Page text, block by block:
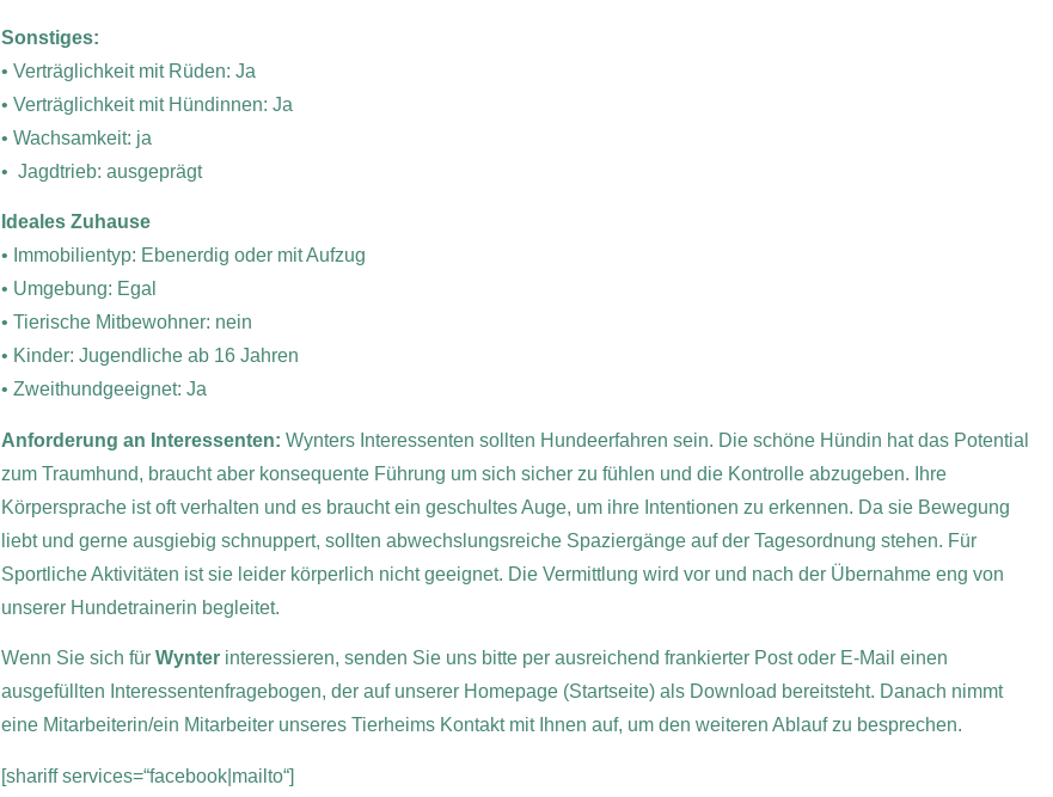
Sonstiges:
• Verträglichkeit mit Rüden: Ja
• Verträglichkeit mit Hündinnen: Ja
• Wachsamkeit: ja
• Jagdtrieb: ausgeprägt
Ideales Zuhause
• Immobilientyp: Ebenerdig oder mit Aufzug
• Umgebung: Egal
• Tierische Mitbewohner: nein
• Kinder: Jugendliche ab 16 Jahren
• Zweithundgeeignet: Ja
Anforderung an Interessenten: Wynters Interessenten sollten Hundeerfahren sein. Die schöne Hündin hat das Potential
zum Traumhund, braucht aber konsequente Führung um sich sicher zu fühlen und die Kontrolle abzugeben. Ihre
Körpersprache ist oft verhalten und es braucht ein geschultes Auge, um ihre Intentionen zu erkennen. Da sie Bewegung
liebt und gerne ausgiebig schnuppert, sollten abwechslungsreiche Spaziergänge auf der Tagesordnung stehen. Für
Sportliche Aktivitäten ist sie leider körperlich nicht geeignet. Die Vermittlung wird vor und nach der Übernahme eng von
unserer Hundetrainerin begleitet.
Wenn Sie sich für Wynter interessieren, senden Sie uns bitte per ausreichend frankierter Post oder E-Mail einen
ausgefüllten Interessentenfragebogen, der auf unserer Homepage (Startseite) als Download bereitsteht. Danach nimmt
eine Mitarbeiterin/ein Mitarbeiter unseres Tierheims Kontakt mit Ihnen auf, um den weiteren Ablauf zu besprechen.
[shariff services=“facebook|mailto“]